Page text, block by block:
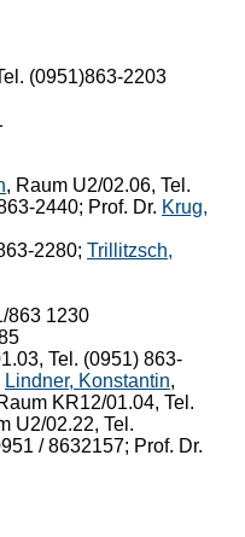
(0951)863-2203
, Raum U2/02.06, Tel.
2440; Prof. Dr. Krug,
2280; Trillitzsch,
863 1230
Tel. (0951) 863-
Lindner, Konstantin,
KR12/01.04, Tel.
U2/02.22, Tel.
/ 8632157; Prof. Dr.